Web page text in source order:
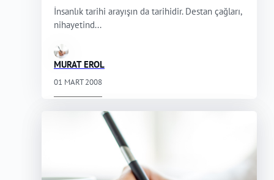
İnsanlık tarihi arayışın da tarihidir. Destan çağları,
nihayetind...
MURAT EROL
01 MART 2008